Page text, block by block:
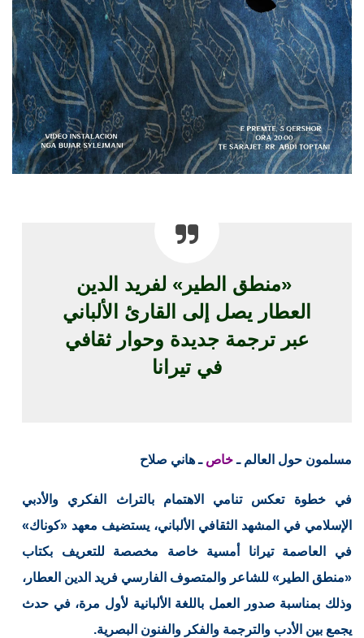
«منطق الطير» لفريد الدين
العطار يصل إلى القارئ الألباني
عبر ترجمة جديدة وحوار ثقافي
في تيرانا
مسلمون حول العالم ـخاص ـ هاني صلاح
في خطوة تعكس تنامي الاهتمام بالتراث الفكري والأدبي
الإسلامي في المشهد الثقافي الألباني، يستضيف معهد «كوناك»
في العاصمة تيرانا أمسية خاصة مخصصة للتعريف بكتاب
«منطق الطير» للشاعر والمتصوف الفارسي فريد الدين العطار،
وذلك بمناسبة صدور العمل باللغة الألبانية لأول مرة، في حدث
يجمع بين الأدب والترجمة والفكر والفنون البصرية.